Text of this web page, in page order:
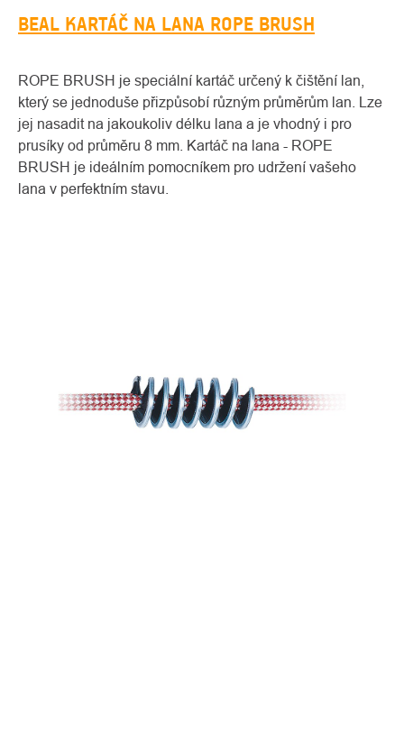
BEAL KARTÁČ NA LANA ROPE BRUSH
ROPE BRUSH je speciální kartáč určený k čištění lan,
který se jednoduše přizpůsobí různým průměrům lan. Lze
jej nasadit na jakoukoliv délku lana a je vhodný i pro
prusíky od průměru 8 mm. Kartáč na lana - ROPE
BRUSH je ideálním pomocníkem pro udržení vašeho
lana v perfektním stavu.